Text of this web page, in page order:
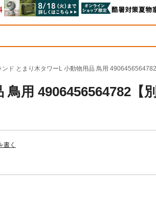
ンド とまり木タワーL 小動物用品 鳥用 4906456564782
用 4906456564782【
書く